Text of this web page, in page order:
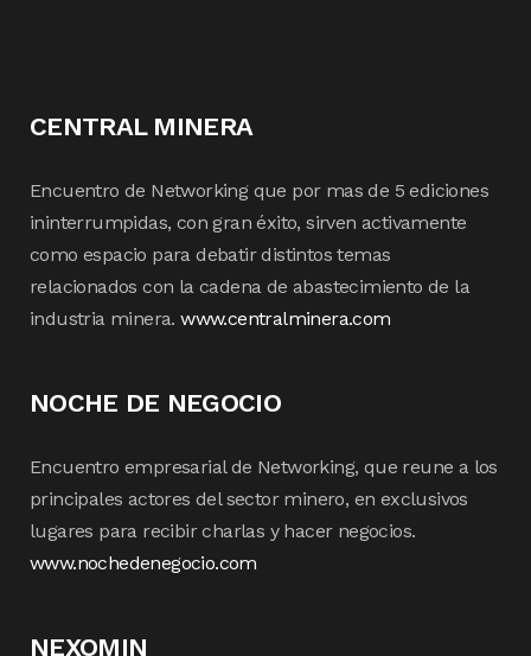
CENTRAL MINERA
Encuentro de Networking que por mas de 5 ediciones
ininterrumpidas, con gran éxito, sirven activamente
como espacio para debatir distintos temas
relacionados con la cadena de abastecimiento de la
industria minera.www.centralminera.com
NOCHE DE NEGOCIO
Encuentro empresarial de Networking, que reune a los
principales actores del sector minero, en exclusivos
lugares para recibir charlas y hacer negocios.
www.nochedenegocio.com
NEXOMIN